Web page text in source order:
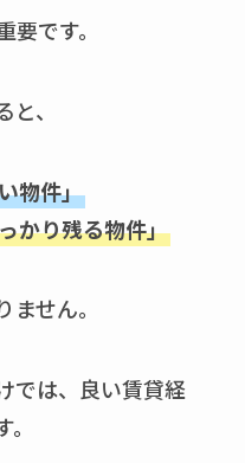
です。
、
物件」
かり残る物件」
せん。
では、良い賃貸経